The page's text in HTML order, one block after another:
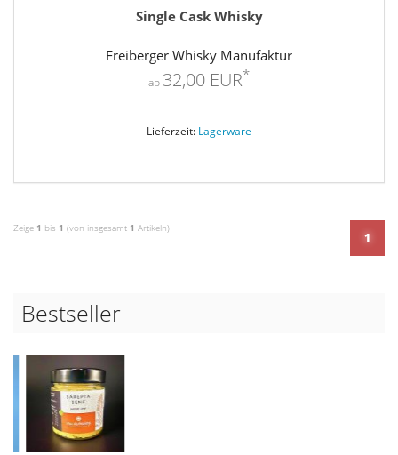
Single Cask Whisky
Freiberger Whisky Manufaktur
ab 32,00 EUR*
Lieferzeit: Lagerware
Zeige 1 bis 1 (von insgesamt 1 Artikeln)
1
Bestseller